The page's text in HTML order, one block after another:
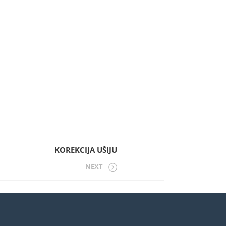
KOREKCIJA UŠIJU
NEXT